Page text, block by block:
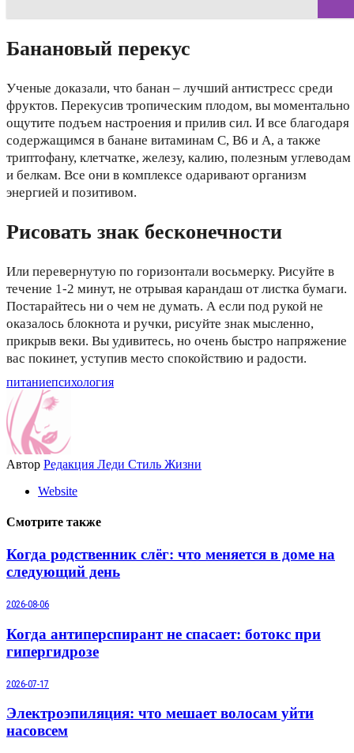
Банановый перекус
Ученые доказали, что банан – лучший антистресс среди
фруктов. Перекусив тропическим плодом, вы моментально
ощутите подъем настроения и прилив сил. И все благодаря
содержащимся в банане витаминам С, В6 и А, а также
триптофану, клетчатке, железу, калию, полезным углеводам
и белкам. Все они в комплексе одаривают организм
энергией и позитивом.
Рисовать знак бесконечности
Или перевернутую по горизонтали восьмерку. Рисуйте в
течение 1-2 минут, не отрывая карандаш от листка бумаги.
Постарайтесь ни о чем не думать. А если под рукой не
оказалось блокнота и ручки, рисуйте знак мысленно,
прикрыв веки. Вы удивитесь, но очень быстро напряжение
вас покинет, уступив место спокойствию и радости.
питаниепсихология
Автор Редакция Леди Стиль Жизни
Website
Смотрите также
Когда родственник слёг: что меняется в доме на
следующий день
2026-08-06
Когда антиперспирант не спасает: ботокс при
гипергидрозе
2026-07-17
Электроэпиляция: что мешает волосам уйти
насовсем